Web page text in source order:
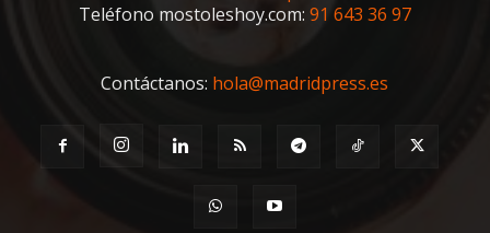
Teléfono mostoleshoy.com: 91 643 36 97
Contáctanos: hola@madridpress.es